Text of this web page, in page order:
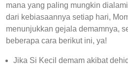
mana yang paling mungkin
dari kebiasaannya setiap hari,
menunjukkan gejala demamnya,
beberapa cara berikut ini, ya!
Jika Si Kecil demam akibat